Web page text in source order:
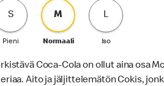
S
Pieni
M
Normaali
L
Iso
Coca-Cola on ollut aina osa
Aito ja jäljittelemätön Cokis,